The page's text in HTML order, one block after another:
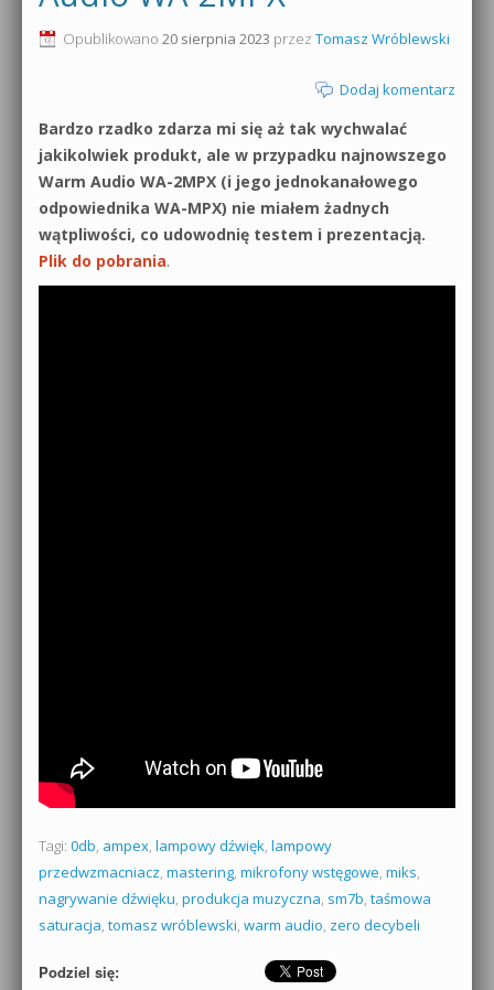
Produkcja muzyczna od podstaw
Sound Forge od podstaw
Dubstep z syntezatorem Massive
Kontakt 5 Kompendium
0dB.pl - informacje
Materiały dla mediów
Archiwum aktualności
Polityka prywatności
Regulamin
Opublikowano 20 sierpnia 2023 przez Tomasz Wróblewski
Dodaj komentarz
Bardzo rzadko zdarza mi się aż tak wychwalać
jakikolwiek produkt, ale w przypadku najnowszego
Warm Audio WA-2MPX (i jego jednokanałowego
odpowiednika WA-MPX) nie miałem żadnych
wątpliwości, co udowodnię testem i prezentacją.
Plik do pobrania.
Tagi: 0db, ampex, lampowy dźwięk, lampowy
przedwzmacniacz, mastering, mikrofony wstęgowe, miks,
nagrywanie dźwięku, produkcja muzyczna, sm7b, taśmowa
saturacja, tomasz wróblewski, warm audio, zero decybeli
Podziel się: